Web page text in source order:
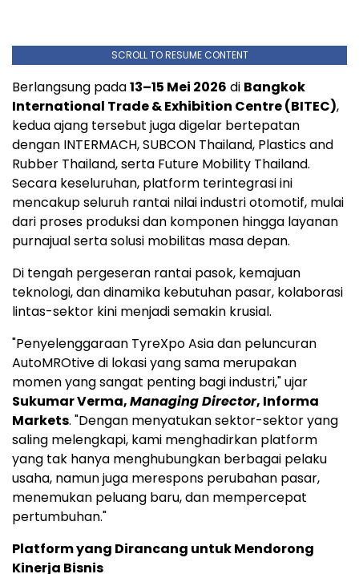
SCROLL TO RESUME CONTENT
Berlangsung pada13–15 Mei 2026 di Bangkok
International Trade & Exhibition Centre (BITEC),
kedua ajang tersebut juga digelar bertepatan
dengan INTERMACH, SUBCON Thailand, Plastics and
Rubber Thailand, serta Future Mobility Thailand.
Secara keseluruhan, platform terintegrasi ini
mencakup seluruh rantai nilai industri otomotif, mulai
dari proses produksi dan komponen hingga layanan
purnajual serta solusi mobilitas masa depan.
Di tengah pergeseran rantai pasok, kemajuan
teknologi, dan dinamika kebutuhan pasar, kolaborasi
lintas-sektor kini menjadi semakin krusial.
"Penyelenggaraan TyreXpo Asia dan peluncuran
AutoMROtive di lokasi yang sama merupakan
momen yang sangat penting bagi industri," ujar
Sukumar Verma,Managing Director, Informa
Markets. "Dengan menyatukan sektor-sektor yang
saling melengkapi, kami menghadirkan platform
yang tak hanya menghubungkan berbagai pelaku
usaha, namun juga merespons perubahan pasar,
menemukan peluang baru, dan mempercepat
pertumbuhan."
Platform yang Dirancang untuk Mendorong
Kinerja Bisnis